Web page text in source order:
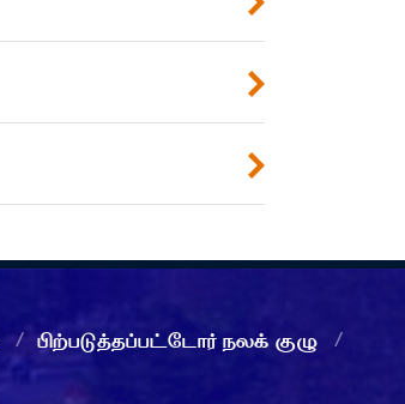
பிற்படுத்தப்பட்டோர் நலக் குழு